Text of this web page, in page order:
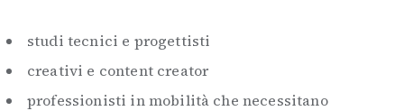
studi tecnici e progettisti
creativi e content creator
professionisti in mobilità che necessitano